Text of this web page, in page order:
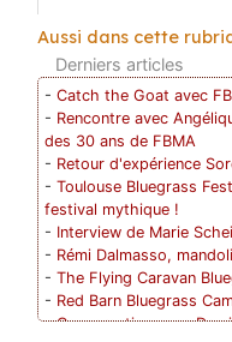
Aussi dans cette
Derniers articles
-Catch the Goat avec
- Rencontre avec
des 30 ans de FBMA
- Retour d'expérience
-Toulouse Bluegrass
festival mythique !
- Interview de Marie
- Rémi Dalmasso,
-The Flying Caravan
- Red Barn Bluegrass
-Conversation avec